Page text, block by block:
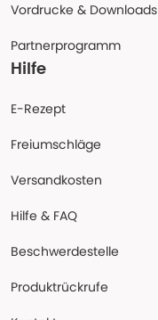
Vordrucke & Downloads
Partnerprogramm
Hilfe
E-Rezept
Freiumschläge
Versandkosten
Hilfe & FAQ
Beschwerdestelle
Produktrückrufe